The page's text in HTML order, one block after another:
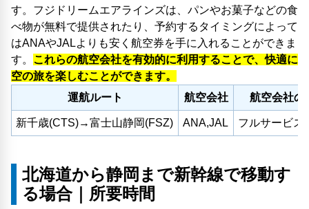
す。フジドリームエアラインズは、パンやお菓子などの食
べ物が無料で提供されたり、予約するタイミングによって
はANAやJALよりも安く航空券を手に入れることができま
す。 これらの航空会社を有効的に利用することで、快適に
空の旅を楽しむことができます。
運航ルート
航空会社 航空会社の
新千歳(CTS)→富士山静岡(FSZ) ANA,JAL フルサービス
北海道から静岡まで新幹線で移動す
る場合｜所要時間